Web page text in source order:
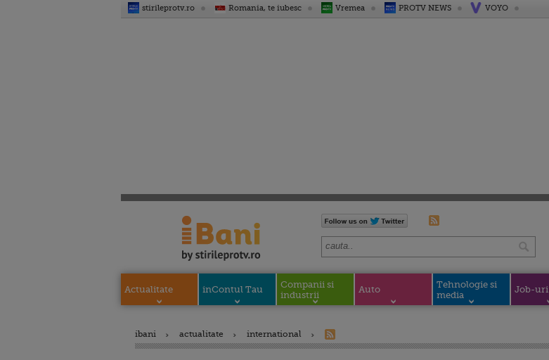
stirileprotv.ro Romania, te iubesc Vremea PROTV NEWS VOYO
Actualitate inContul Tau
Companii si
industrii
Auto
Tehnologie si
media
Job-uri
ibani actualitate international